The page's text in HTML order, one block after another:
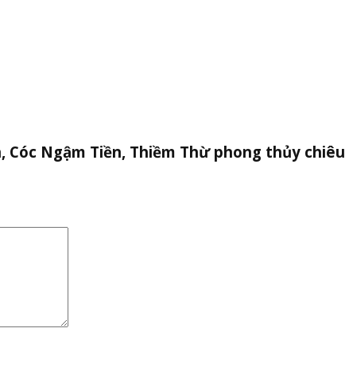
Ngậm Tiền, Thiềm Thừ phong thủy